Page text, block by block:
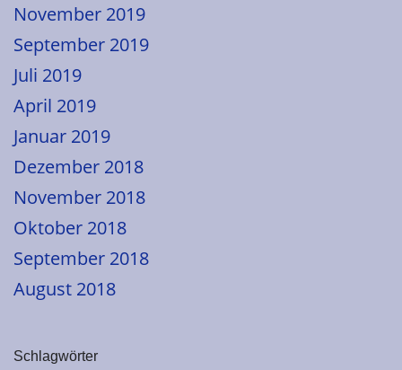
November 2019
September 2019
Juli 2019
April 2019
Januar 2019
Dezember 2018
November 2018
Oktober 2018
September 2018
August 2018
Schlagwörter